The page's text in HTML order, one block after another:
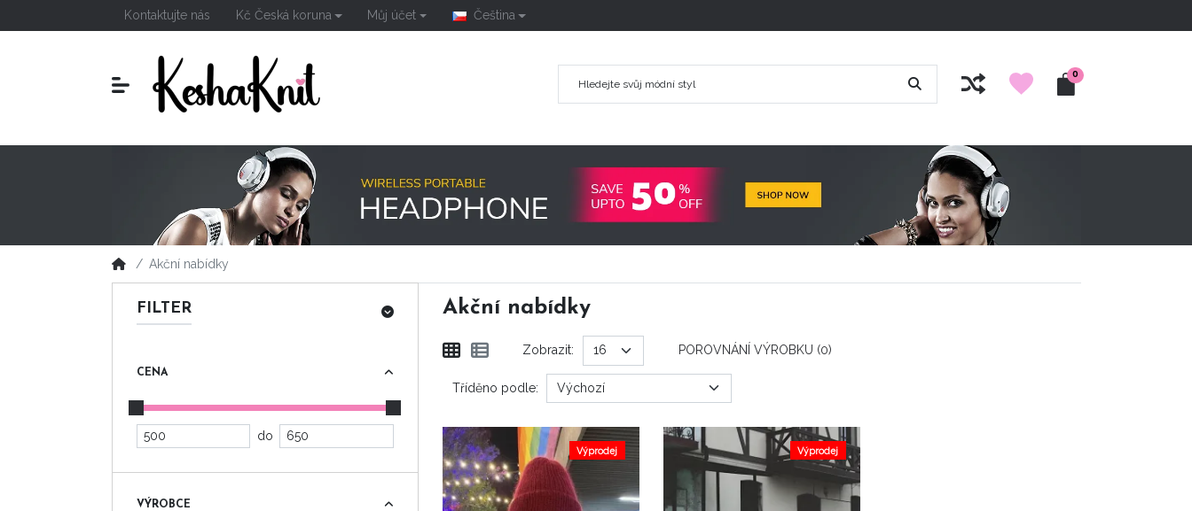
Kontaktujte nás Kč Česká koruna Můj účet Čeština
0
Akční nabídky
FILTER
CENA
do
VÝROBCE
Akční nabídky
Zobrazit: POROVNÁNÍ VÝROBKU (0)
Tříděno podle:
Výprodej Výprodej